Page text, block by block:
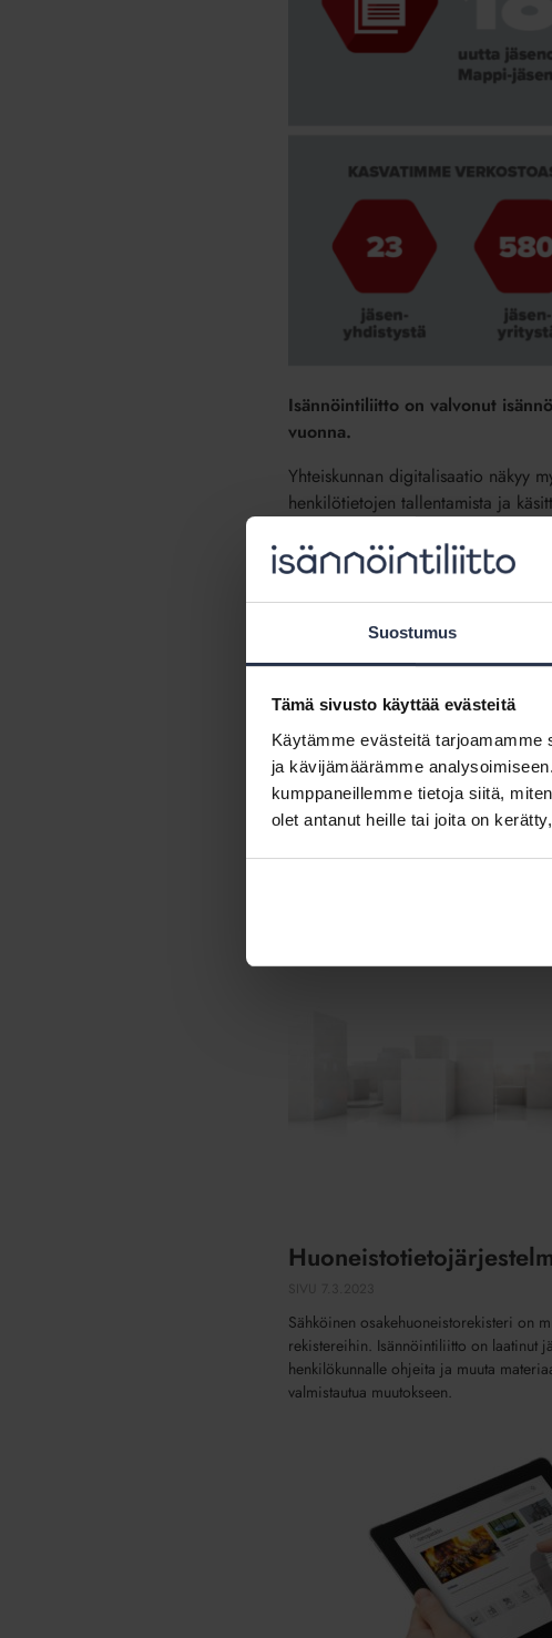
Suostumus
Tämä sivusto käyttää evästeitä
Käytämme evästeitä
ja kävijämäärämme
kumppaneillemme tietoja siitä,
olet antanut heille tai joita on
Isännöintiliitto on valvonut
vuonna.
Yhteiskunnan digitalisaatio näkyy
henkilötietojen tallentamista ja
ASREK-hankkeessa Isännöintiliitto
Myös
Isännöintiliitto auttaa jäseniään
lehdessäsekäasiakasviestinnän
aukeavatkirjautumalla sisäänsivun
Kiitos
Sähköinen osakehuoneistorekisteri on
rekistereihin. Isännöintiliitto on laatinut
henkilökunnalle ohjeita ja muuta
valmistautua muutokseen.